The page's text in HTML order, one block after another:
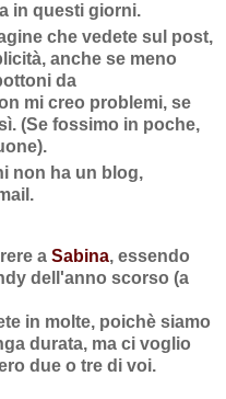
in questi giorni.
che vedete sul post,
anche se meno
da
mi creo problemi, se
(Se fossimo in poche,
non ha un blog,
a Sabina, essendo
dell'anno scorso (a
in molte, poichè siamo
durata, ma ci voglio
due o tre di voi.